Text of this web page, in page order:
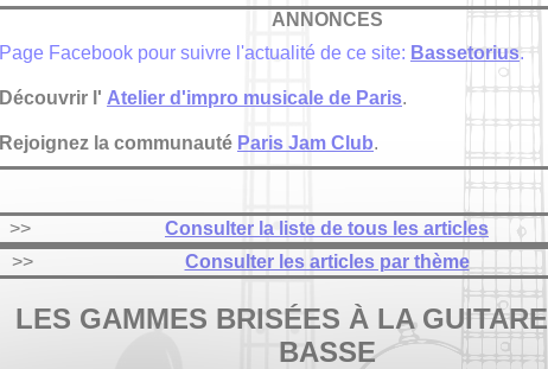
ANNONCES
Page Facebook pour suivre l'actualité de ce site: Bassetorius.
Découvrir l' Atelier d'impro musicale de Paris.
Rejoignez la communauté Paris Jam Club.
>> Consulter la liste de tous les articles
>>
Consulter les articles par thème
LES GAMMES BRISÉES À LA
BASSE